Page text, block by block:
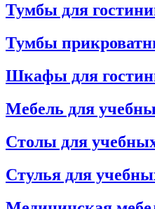
Тумбы для
Тумбы
Шкафы для
Мебель для
Столы для
Стулья для